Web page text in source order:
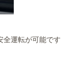
全運転が可能です